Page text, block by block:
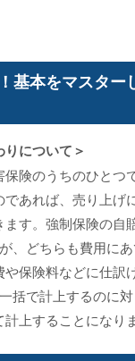
基本をマスター
りについて＞
険のうちのひとつ
あれば、売り上げ
す。強制保険の自
、どちらも費用に
保険料などに仕訳
括で計上するのに
上することになりま